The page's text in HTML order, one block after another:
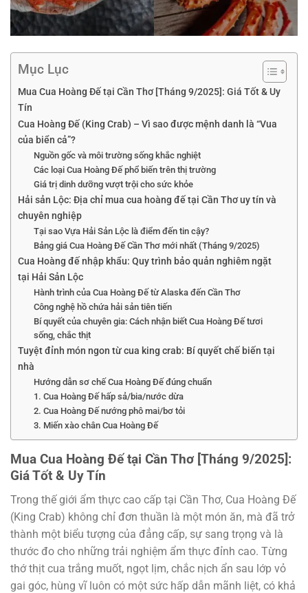
Mục Lục
Mua Cua Hoàng Đế tại Cần Thơ [Tháng 9/2025]: Giá Tốt & Uy
Tín
Cua Hoàng Đế (King Crab) – Vì sao được mệnh danh là “Vua
của biển cả”?
Nguồn gốc và môi trường sống khắc nghiệt
Các loại Cua Hoàng Đế phổ biến trên thị trường
Giá trị dinh dưỡng vượt trội cho sức khỏe
Hải sản Lộc: Địa chỉ mua cua hoàng đế tại Cần Thơ uy tín và
chuyên nghiệp
Tại sao Vựa Hải Sản Lộc là điểm đến tin cậy?
Bảng giá Cua Hoàng Đế Cần Thơ mới nhất (Tháng 9/2025)
Cua Hoàng đế nhập khẩu: Quy trình bảo quản nghiêm ngặt
tại Hải Sản Lộc
Hành trình của Cua Hoàng Đế từ Alaska đến Cần Thơ
Công nghệ hồ chứa hải sản tiên tiến
Bí quyết của chuyên gia: Cách nhận biết Cua Hoàng Đế tươi
sống, chắc thịt
Tuyệt đỉnh món ngon từ cua king crab: Bí quyết chế biến tại
nhà
Hướng dẫn sơ chế Cua Hoàng Đế đúng chuẩn
1. Cua Hoàng Đế hấp sả/bia/nước dừa
2. Cua Hoàng Đế nướng phô mai/bơ tỏi
3. Miến xào chân Cua Hoàng Đế
Mua Cua Hoàng Đế tại Cần Thơ [Tháng 9/2025]:
Giá Tốt & Uy Tín
Trong thế giới ẩm thực cao cấp tại Cần Thơ, Cua Hoàng Đế
(King Crab) không chỉ đơn thuần là một món ăn, mà đã trở
thành một biểu tượng của đẳng cấp, sự sang trọng và là
thước đo cho những trải nghiệm ẩm thực đỉnh cao. Từng
thớ thịt cua trắng muốt, ngọt lịm, chắc nịch ẩn sau lớp vỏ
gai góc, hùng vĩ luôn có một sức hấp dẫn mãnh liệt, có khả